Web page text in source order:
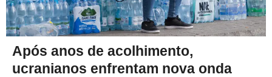
Após anos de acolhimento,
ucranianos enfrentam nova onda